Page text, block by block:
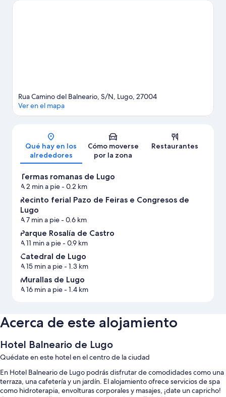
Mosaicos. Parque zoológico Marcelle Natureza y Parque
Mapa
Rua Camino del Balneario, S/N, Lugo, 27004
Ver en el mapa
Qué hay en los
alrededores
Cómo moverse
por la zona
Restaurantes
Termas romanas de Lugo
A 2 min a pie- 0.2 km
Recinto ferial Pazo de Feiras e Congresos de
Lugo
A 7 min a pie- 0.6 km
Parque Rosalía de Castro
A 11 min a pie- 0.9 km
Catedral de Lugo
A 15 min a pie- 1.3 km
Murallas de Lugo
A 16 min a pie- 1.4 km
Acerca de este alojamiento
Hotel Balneario de Lugo
Quédate en este hotel en el centro de la ciudad
En Hotel Balneario de Lugo podrás disfrutar de comodidades como una
terraza, una cafetería y un jardín. El alojamiento ofrece servicios de spa
como hidroterapia, envolturas corporales y masajes, ¡date un capricho!